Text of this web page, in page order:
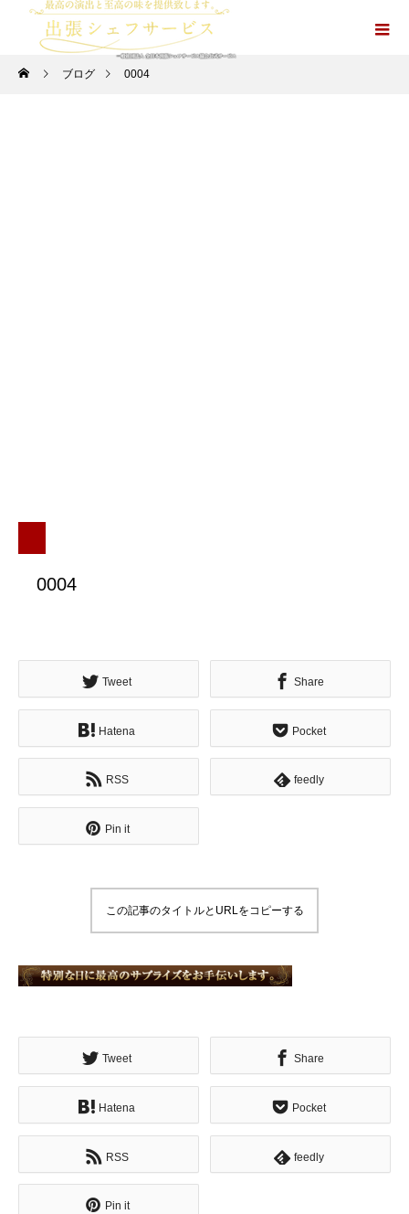
ブログ 0004
0004
Tweet Share
Hatena Pocket
RSS feedly
Pin it
この記事のタイトルとURLをコピーする
Tweet Share
Hatena Pocket
RSS feedly
Pin it